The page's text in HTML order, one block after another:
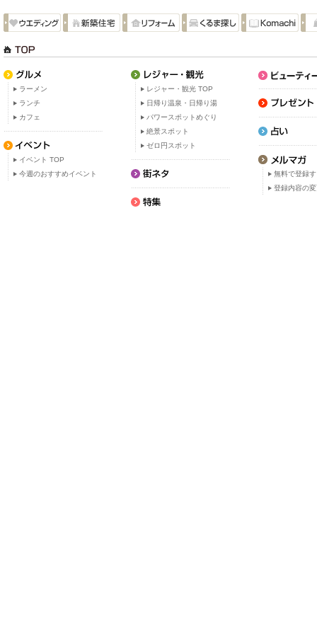
ラーメン
ランチ
カフェ
イベント TOP
今週のおすすめイベント
レジャー・観光 TOP
日帰り温泉・日帰り湯
パワースポットめぐり
絶景スポット
ゼロ円スポット
無料で登録
登録内容の